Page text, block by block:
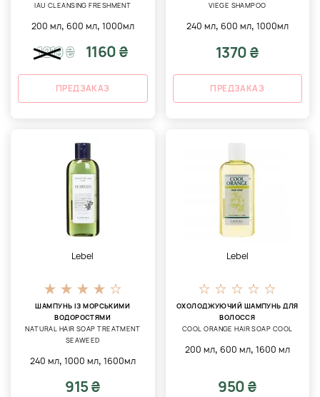
IAU CLEANSING FRESHMENT
200 мл, 600 мл, 1000мл
1219₴ 1160 ₴
ПРЕДЗАКАЗ
VIEGE SHAMPOO
240 мл, 600 мл, 1000мл
1370 ₴
ПРЕДЗАКАЗ
Lebel
ШАМПУНЬ ІЗ МОРСЬКИМИ
ВОДОРОСТЯМИ
NATURAL HAIR SOAP TREATMENT
SEAWEED
240 мл, 1000 мл, 1600мл
915 ₴
Lebel
ОХОЛОДЖУЮЧИЙ ШАМПУНЬ ДЛЯ
ВОЛОССЯ
COOL ORANGE HAIR SOAP COOL
200 мл, 600 мл, 1600 мл
950 ₴